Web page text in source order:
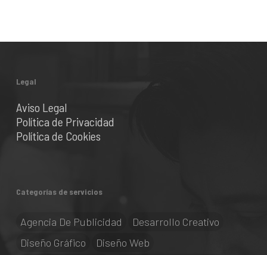
Legal
Aviso Legal
Política de Privacidad
Política de Cookies
Categorías de servicios
Agencia De Publicidad
Desarrollo Creativo
Diseño Gráfico
Diseño Web